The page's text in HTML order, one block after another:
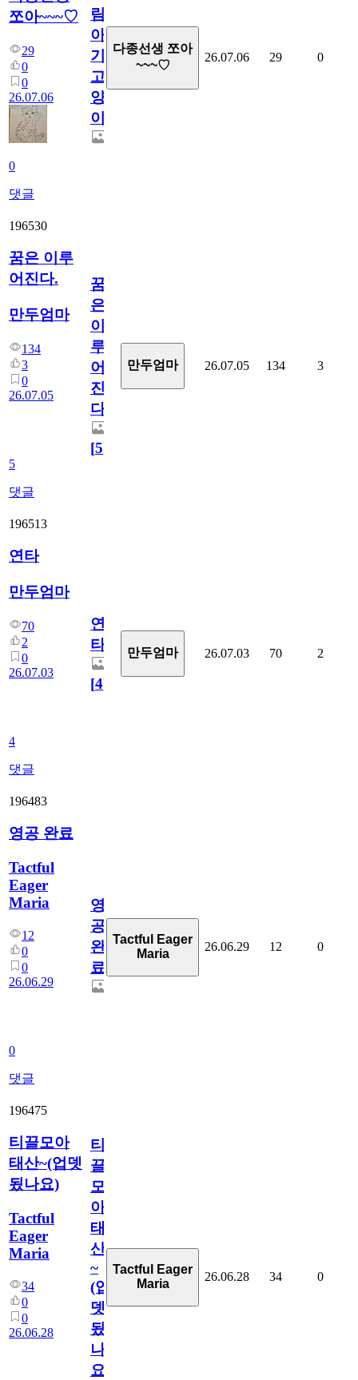
쪼아~~~♡
29
0
0
26.07.06
0
댓글
림...
아
기
고
양
이
다종선생 쪼아
~~~♡
26.07.06 29 0
196530
꿈은 이루
어진다.
만두엄마
134
3
0
26.07.05
5
댓글
꿈
은
이
루
어
진
다.
[5]
만두엄마 26.07.05 134 3
196513
연타
만두엄마
70
2
0
26.07.03
4
댓글
연
타
[4]
만두엄마 26.07.03 70 2
196483
영공 완료
Tactful
Eager
Maria
12
0
0
26.06.29
0
댓글
영
공
완
료
Tactful Eager
Maria
26.06.29 12 0
196475
티끌모아
태산~(업뎃
됬나요)
Tactful
Eager
Maria
34
0
0
26.06.28
티
끌
모
아
태
산
~
(업
뎃
됬
나
요)
Tactful Eager
Maria
26.06.28 34 0